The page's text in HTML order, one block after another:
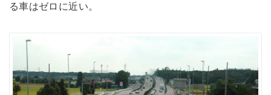
る車はゼロに近い。